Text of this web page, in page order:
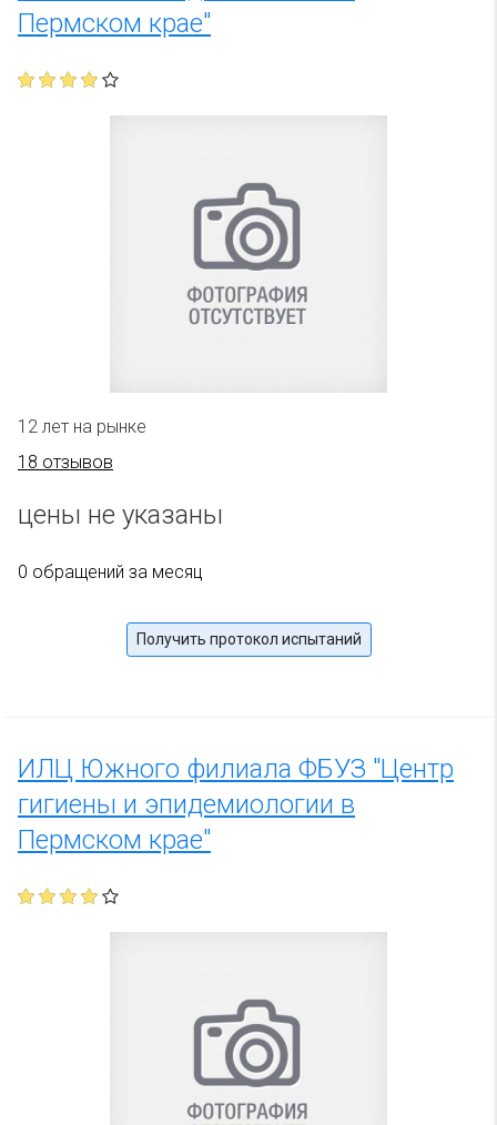
Пермском крае"
12 лет на рынке
18 отзывов
цены не указаны
0 обращений за месяц
Получить протокол испытаний
ИЛЦ Южного филиала ФБУЗ "Центр
гигиены и эпидемиологии в
Пермском крае"